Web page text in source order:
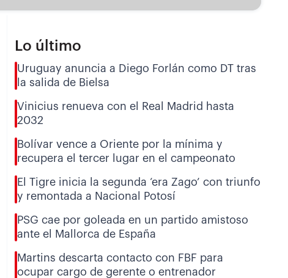
Lo último
Uruguay anuncia a Diego Forlán como DT tras
la salida de Bielsa
Vinicius renueva con el Real Madrid hasta
2032
Bolívar vence a Oriente por la mínima y
recupera el tercer lugar en el campeonato
El Tigre inicia la segunda ‘era Zago’ con triunfo
y remontada a Nacional Potosí
PSG cae por goleada en un partido amistoso
ante el Mallorca de España
Martins descarta contacto con FBF para
ocupar cargo de gerente o entrenador